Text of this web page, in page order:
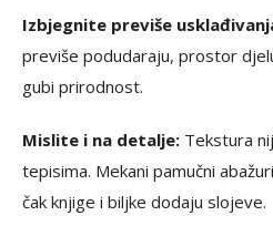
Izbjegnite previše
previše podudaraju, prostor
gubi prirodnost.
Mislite i na detalje: Tekstura
tepisima. Mekani pamučni
čak knjige i biljke dodaju slojeve.